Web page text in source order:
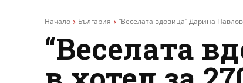
Начало България “Веселата вдовица” Дарина
“Веселата